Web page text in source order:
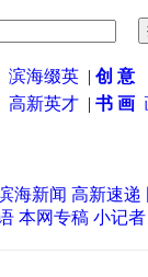
滨海缀英 | 创 意
高新英才 | 书 画
海新闻 高新速递
本网专稿 小记者